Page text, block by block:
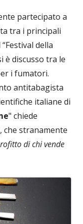
partecipato a
tra i principali
della
è discusso tra le
i fumatori.
antitabagista
italiane di
" chiede
che stranamente
di chi vende